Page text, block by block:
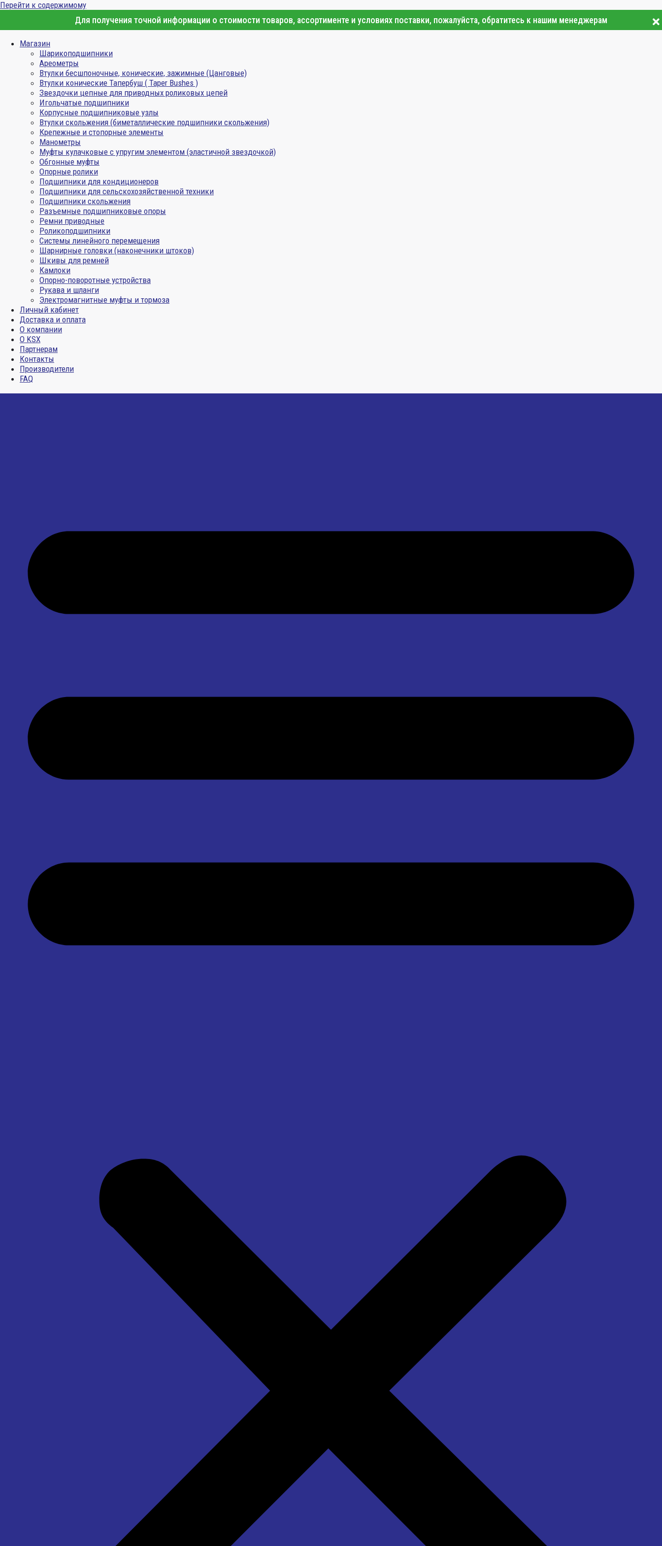
Перейти к содержимому
Для получения точной информации о стоимости товаров, ассортименте и условиях поставки, пожалуйста, обратитесь к нашим менеджерам
Магазин
Шарикоподшипники
Ареометры
Втулки бесшпоночные, конические, зажимные (Цанговые)
Втулки конические Тапербуш ( Taper Bushes )
Звездочки цепные для приводных роликовых цепей
Игольчатые подшипники
Корпусные подшипниковые узлы
Втулки скольжения (биметаллические подшипники скольжения)
Крепежные и стопорные элементы
Манометры
Муфты кулачковые с упругим элементом (эластичной звездочкой)
Обгонные муфты
Опорные ролики
Подшипники для кондиционеров
Подшипники для сельскохозяйственной техники
Подшипники скольжения
Разъемные подшипниковые опоры
Ремни приводные
Роликоподшипники
Системы линейного перемещения
Шарнирные головки (наконечники штоков)
Шкивы для ремней
Камлоки
Опорно-поворотные устройства
Рукава и шланги
Электромагнитные муфты и тормоза
Личный кабинет
Доставка и оплата
О компании
О KSX
Партнерам
Контакты
Производители
FAQ